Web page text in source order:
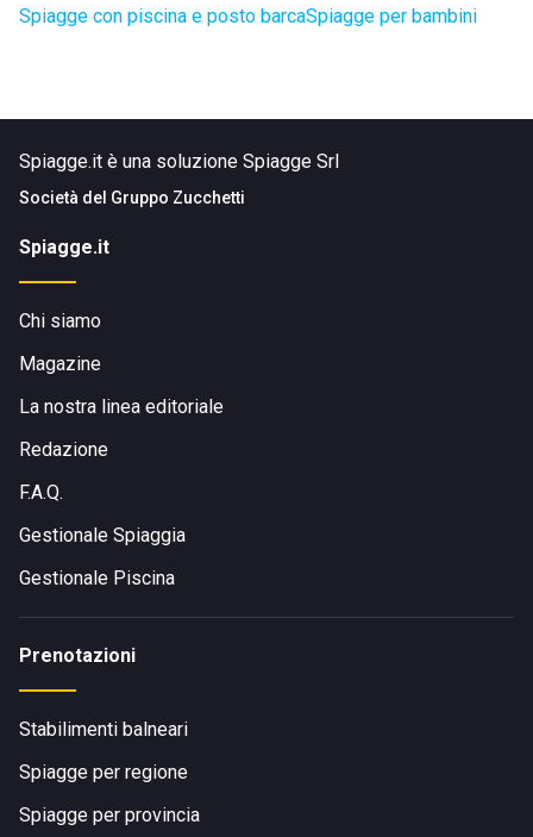
Spiagge con piscina e posto barcaSpiagge per bambini
Spiagge.it è una soluzione Spiagge Srl
Società del Gruppo Zucchetti
Spiagge.it
Chi siamo
Magazine
La nostra linea editoriale
Redazione
F.A.Q.
Gestionale Spiaggia
Gestionale Piscina
Prenotazioni
Stabilimenti balneari
Spiagge per regione
Spiagge per provincia